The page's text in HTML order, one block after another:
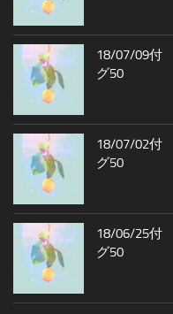
18/07/09付
グ50
18/07/02付
グ50
18/06/25付
グ50